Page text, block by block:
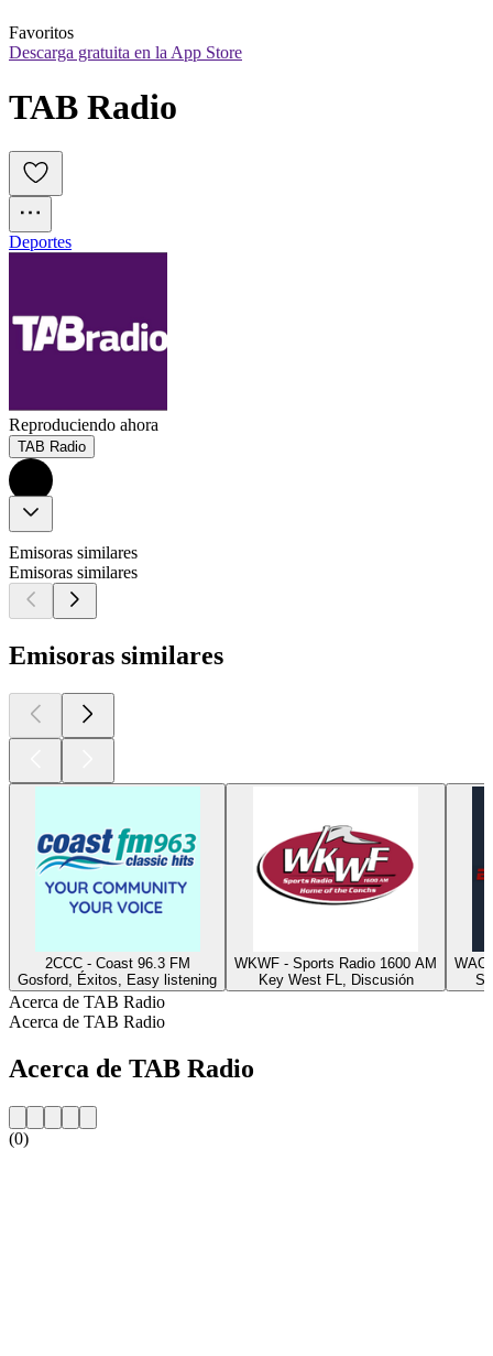
Favoritos
Descarga gratuita en la App Store
TAB Radio
Deportes
Reproduciendo ahora
TAB Radio
Emisoras similares
Emisoras similares
Emisoras similares
2CCC - Coast 96.3 FM
Gosford, Éxitos, Easy listening
WKWF - Sports Radio 1600 AM
Key West FL, Discusión
Acerca de TAB Radio
Acerca de TAB Radio
Acerca de TAB Radio
(0)